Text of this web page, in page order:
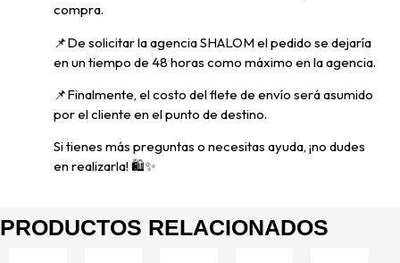
compra.
📌De solicitar la agencia SHALOM el pedido se dejaría
en un tiempo de 48 horas como máximo en la agencia.
📌Finalmente, el costo del flete de envío será asumido
por el cliente en el punto de destino.
Si tienes más preguntas o necesitas ayuda, ¡no dudes
en realizarla! 🛍️✨
PRODUCTOS RELACIONADOS